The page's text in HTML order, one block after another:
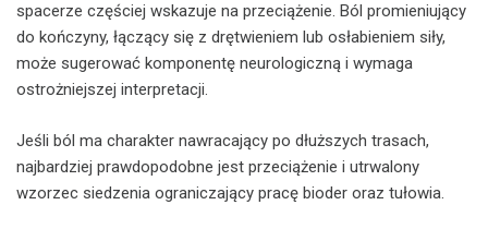
spacerze częściej wskazuje na przeciążenie. Ból promieniujący
do kończyny, łączący się z drętwieniem lub osłabieniem siły,
może sugerować komponentę neurologiczną i wymaga
ostrożniejszej interpretacji.
Jeśli ból ma charakter nawracający po dłuższych trasach,
najbardziej prawdopodobne jest przeciążenie i utrwalony
wzorzec siedzenia ograniczający pracę bioder oraz tułowia.